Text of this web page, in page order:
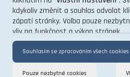
O PROJEKTU
KONTAKT
kdykoliv změnit a souhlas odvolat
zápatí stránky. Volba pouze
vliv na funkčnost a výkon stránek.
Souhlasím se zpracováním všech cookies
Pouze nezbytné cookies